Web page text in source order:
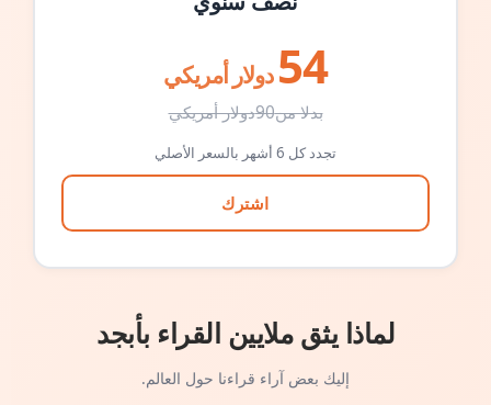
54 دولار أمريكي
بدلا من90دولار أمريكي
تجدد كل 6 أشهر بالسعر الأصلي
اشترك
لماذا يثق ملايين القراء بأبجد
إليك بعض آراء قراءنا حول العالم.